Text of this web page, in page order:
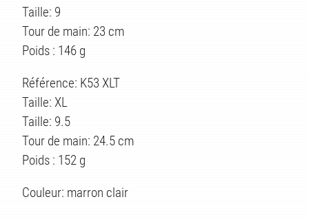
Taille: 9
Tour de main: 23 cm
Poids : 146 g
Référence: K53 XLT
Taille: XL
Taille: 9.5
Tour de main: 24.5 cm
Poids : 152 g
Couleur: marron clair